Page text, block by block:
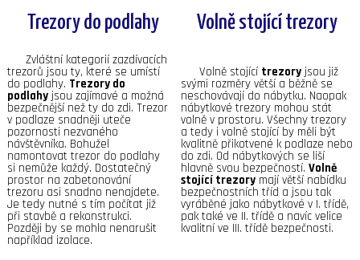
Trezory do podlahy Volně stojící trezory
Zvláštní kategorií zazdívacích
trezorů jsou ty, které se umístí
do podlahy. Trezory do
podlahy jsou zajímavé a možná
bezpečnější než ty do zdi. Trezor
v podlaze snadněji uteče
pozornosti nezvaného
návštěvníka. Bohužel
namontovat trezor do podlahy
si nemůže každý. Dostatečný
prostor na zabetonování
trezoru asi snadno nenajdete.
Je tedy nutné s tím počítat již
při stavbě a rekonstrukci.
Později by se mohla nenarušit
například izolace.
Volně stojící trezoryjsou již
svými rozměry větší a běžně se
neschovávají do nábytku. Naopak
nábytkové trezory mohou stát
volně v prostoru. Všechny trezory
a tedy i volně stojící by měli být
kvalitně přikotvené k podlaze nebo
do zdi. Od nábytkových se liší
hlavně svou bezpečností. Volně
stojící trezory mají větší nabídku
bezpečnostních tříd a jsou tak
vyráběné jako nábytkové v I. třídě,
pak také ve II. třídě a navíc velice
kvalitní ve III. třídě bezpečnosti.